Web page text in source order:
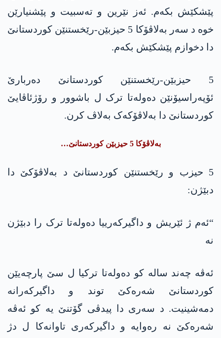
پێشکێش بکەم. ئەز نێرین و تەسبیت و پێشنیارێن
خوە د سەر بەلاڤۆکا 5 حیزبێن-رێخستنێن کوردستانێ
دا دخوازم پێشکێش بکەم.
5 حیزبێن-رێخستنێن کوردستانێ دەربارێ
ئۆپەراسیۆنێن دەولەتا ترک ل باشوور و رۆژئاڤایێ
کوردستانێ دا بەلاڤۆکەک بەلاڤ کرن.
بەلاڤۆکا 5 حیزبێن کوردستانێ…
5 حیزب و رێخستنێن کوردستانێ د بەلاڤۆکێ دا
دبێژن:
“ئەم ژ ئێریش و داگیرکەرییا دەولەتا ترک را دبێژن
نە
ئەڤە چەند سالە کو دەولەتا ترکیا ل سێ پارچەیێن
کوردستانێ شەرەکێ توند و داگیرکەرانە
دمەشینیت. د سەری دا پیدڤی گۆتنێ یە کو ئەڤە
شەرەکێ نە رەوایە و داگیرکەری تاوانەکا ل دژ